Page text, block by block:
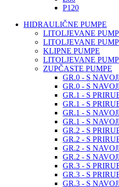
P120
HIDRAULIČNE PUMPE
LITOLJEVANE
LITOLJEVANE
KLIPNE PUMPE
LITOLJEVANE
ZUPČASTE PUMPE
GR.0 - S
GR.0 - S
GR.1 - S
GR.1 - S
GR.1 - S
GR.1 - S
GR.2 - S
GR.2 - S
GR.2 - S
GR.2 - S
GR.3 - S
GR.3 - S
GR.3 - S